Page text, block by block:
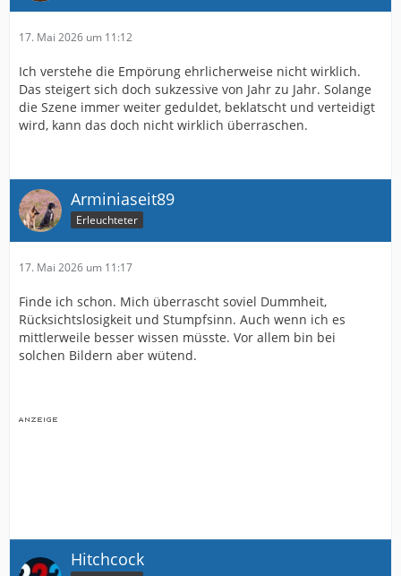
17. Mai 2026 um 11:12
Ich verstehe die Empörung ehrlicherweise nicht wirklich.
Das steigert sich doch sukzessive von Jahr zu Jahr. Solange
die Szene immer weiter geduldet, beklatscht und verteidigt
wird, kann das doch nicht wirklich überraschen.
Arminiaseit89
Erleuchteter
17. Mai 2026 um 11:17
Finde ich schon. Mich überrascht soviel Dummheit,
Rücksichtslosigkeit und Stumpfsinn. Auch wenn ich es
mittlerweile besser wissen müsste. Vor allem bin bei
solchen Bildern aber wütend.
Hitchcock